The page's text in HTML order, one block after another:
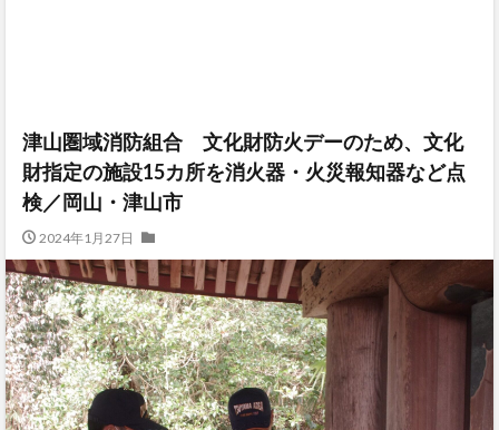
津山圏域消防組合 文化財防火デーのため、文化
財指定の施設15カ所を消火器・火災報知器など点
検／岡山・津山市
2024年1月27日